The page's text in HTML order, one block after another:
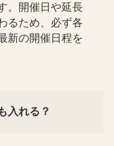
。開催日や延長
るため、必ず各
新の開催日程を
入れる？